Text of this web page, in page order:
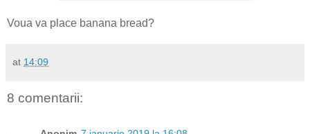
Voua va place banana bread?
at 14:09
8 comentarii: